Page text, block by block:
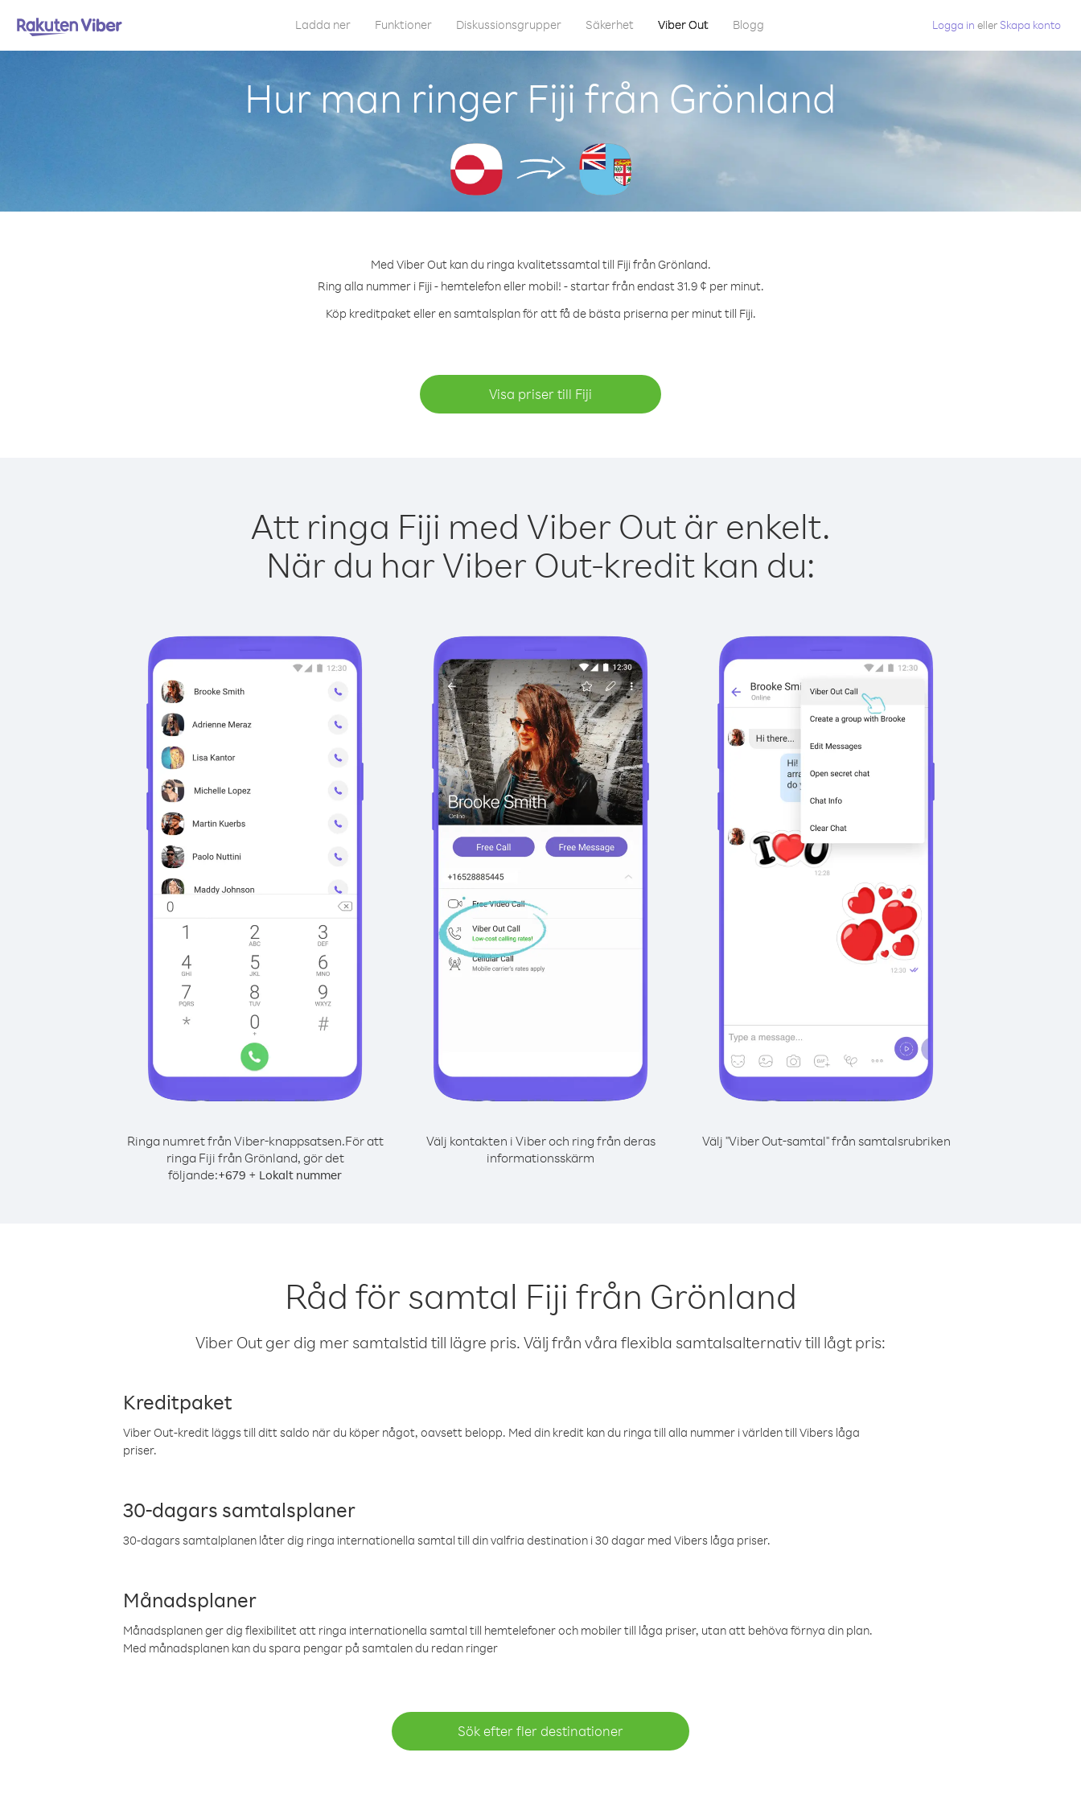
Ladda ner Funktioner Diskussionsgrupper Säkerhet Viber Out Blogg Logga in eller Skapa konto
Hur man ringer Fiji från Grönland
Med Viber Out kan du ringa kvalitetssamtal till Fiji från Grönland.
Ring alla nummer i Fiji - hemtelefon eller mobil! - startar från endast 31.9 ¢ per minut.
Köp kreditpaket eller en samtalsplan för att få de bästa priserna per minut till Fiji.
Visa priser till Fiji
Att ringa Fiji med Viber Out är enkelt.
När du har Viber Out-kredit kan du:
Ringa numret från Viber-knappsatsen.För att
ringa Fiji från Grönland, gör det
följande:+679 + Lokalt nummer
Välj kontakten i Viber och ring från deras
informationsskärm
Välj "Viber Out-samtal" från samtalsrubriken
Råd för samtal Fiji från Grönland
Viber Out ger dig mer samtalstid till lägre pris. Välj från våra flexibla samtalsalternativ till lågt pris:
Kreditpaket
Viber Out-kredit läggs till ditt saldo när du köper något, oavsett belopp. Med din kredit kan du ringa till alla nummer i världen till Vibers låga
priser.
30-dagars samtalsplaner
30-dagars samtalplanen låter dig ringa internationella samtal till din valfria destination i 30 dagar med Vibers låga priser.
Månadsplaner
Månadsplanen ger dig flexibilitet att ringa internationella samtal till hemtelefoner och mobiler till låga priser, utan att behöva förnya din plan.
Med månadsplanen kan du spara pengar på samtalen du redan ringer
Sök efter fler destinationer